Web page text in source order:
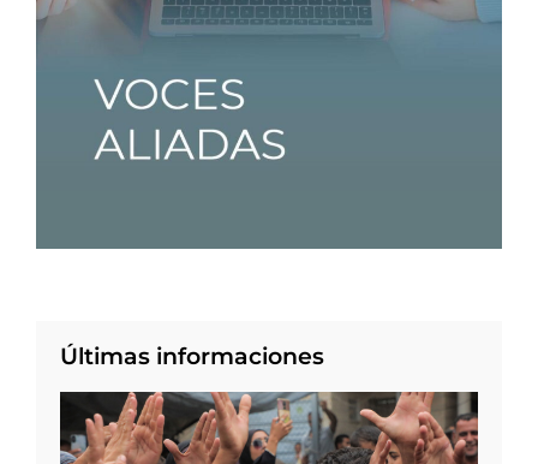
Últimas informaciones